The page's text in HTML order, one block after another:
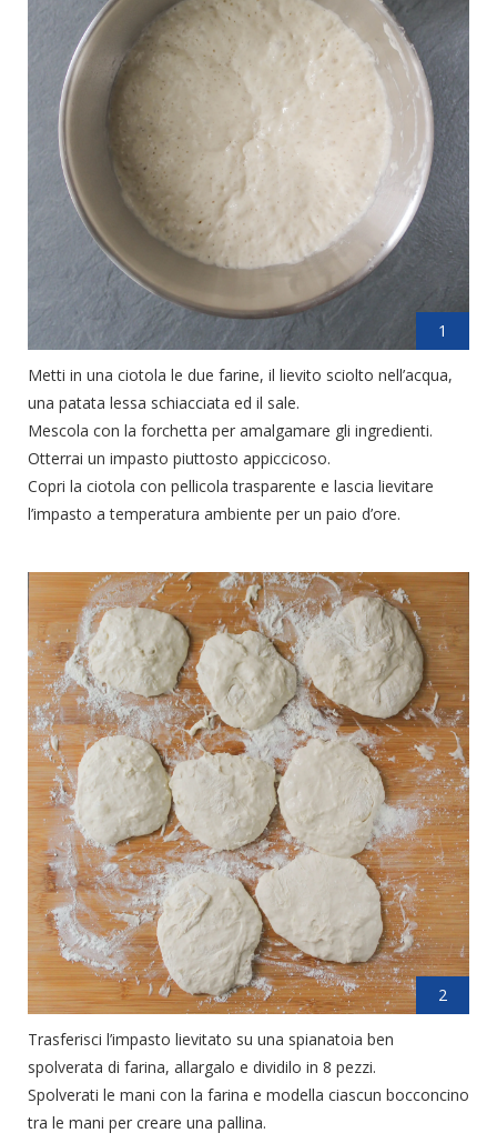
1
Metti in una ciotola le due farine, il lievito sciolto nell’acqua,
una patata lessa schiacciata ed il sale.
Mescola con la forchetta per amalgamare gli ingredienti.
Otterrai un impasto piuttosto appiccicoso.
Copri la ciotola con pellicola trasparente e lascia lievitare
l’impasto a temperatura ambiente per un paio d’ore.
2
Trasferisci l’impasto lievitato su una spianatoia ben
spolverata di farina, allargalo e dividilo in 8 pezzi.
Spolverati le mani con la farina e modella ciascun bocconcino
tra le mani per creare una pallina.